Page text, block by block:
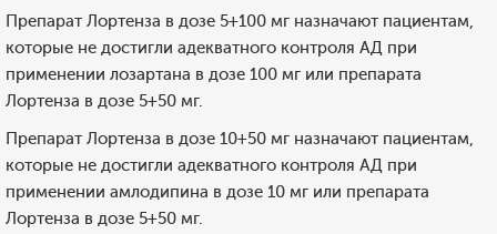
Препарат Лортенза в дозе 5+100 мг назначают пациентам,
которые не достигли адекватного контроля АД при
применении лозартана в дозе 100 мг или препарата
Лортенза в дозе 5+50 мг.
Препарат Лортенза в дозе 10+50 мг назначают пациентам,
которые не достигли адекватного контроля АД при
применении амлодипина в дозе 10 мг или препарата
Лортенза в дозе 5+50 мг.